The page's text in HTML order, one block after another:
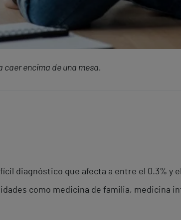
caer encima de una mesa.
diagnóstico que afecta a entre el 0.3% y
como medicina de familia, medicina